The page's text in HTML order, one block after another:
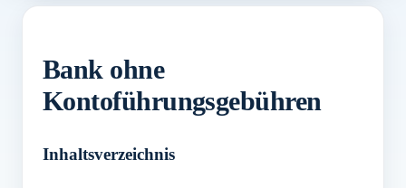
Bank ohne
Kontoführungsgebühren
Inhaltsverzeichnis